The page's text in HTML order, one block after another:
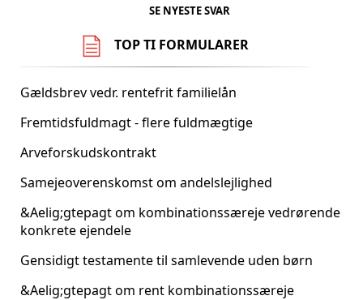
SE NYESTE SVAR
TOP TI FORMULARER
Gældsbrev vedr. rentefrit familielån
Fremtidsfuldmagt - flere fuldmægtige
Arveforskudskontrakt
Samejeoverenskomst om andelslejlighed
&Aelig;gtepagt om kombinationssæreje vedrørende
konkrete ejendele
Gensidigt testamente til samlevende uden børn
&Aelig;gtepagt om rent kombinationssæreje